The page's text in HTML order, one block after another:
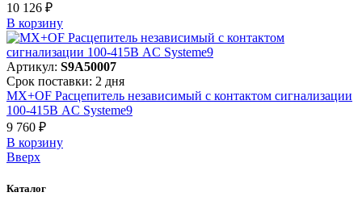
10 126 ₽
В корзинy
Артикул: S9A50007
Срок поставки: 2 дня
MX+OF Расцепитель независимый с контактом сигнализации
100-415В AC Systeme9
9 760 ₽
В корзинy
Вверх
Каталог